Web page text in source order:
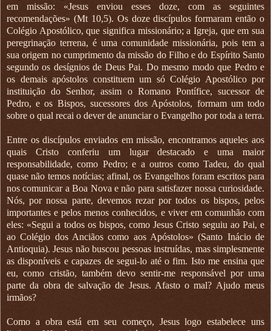
em missão: «Jesus enviou esses doze, com as seguintes
recomendações» (Mt 10,5). Os doze discípulos formaram então o
Colégio Apostólico, que significa missionário; a Igreja, que em sua
peregrinação terrena, é uma comunidade missionária, pois tem a
sua origem no cumprimento da missão do Filho e do Espírito Santo
segundo os desígnios de Deus Pai. Do mesmo modo que Pedro e
os demais apóstolos constituem um só Colégio Apostólico por
instituição do Senhor, assim o Romano Pontífice, sucessor de
Pedro, e os Bispos, sucessores dos Apóstolos, formam um todo
sobre o qual recai o dever de anunciar o Evangelho por toda a terra.
Entre os discípulos enviados em missão, encontramos aqueles aos
quais Cristo conferiu um lugar destacado e uma maior
responsabilidade, como Pedro; e a outros como Tadeu, do qual
quase não temos notícias; afinal, os Evangelhos foram escritos para
nos comunicar a Boa Nova e não para satisfazer nossa curiosidade.
Nós, por nossa parte, devemos rezar por todos os bispos, pelos
importantes e pelos menos conhecidos, e viver em comunhão com
eles: «Segui a todos os bispos, como Jesus Cristo seguiu ao Pai, e
ao Colégio dos Anciãos como aos Apóstolos» (Santo Inácio de
Antioquia). Jesus não buscou pessoas instruídas, mas simplesmente
as disponíveis e capazes de segui-lo até o fim. Isto me ensina que
eu, como cristão, também devo sentir-me responsável por uma
parte da obra de salvação de Jesus. Afasto o mal? Ajudo meus
irmãos?
Como a obra está em seu começo, Jesus logo estabelece uns